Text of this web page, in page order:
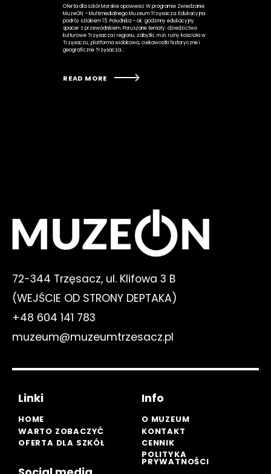
Oferta dla szkół Morskie opowieści W programie Zwiedzanie
MuzeON – Multimedialnego Muzeum Trzęsacza. Edukacyjna
podróż szlakiem 15. Południka – ok. godzinny edukacyjny
spacer z przewodnikiem. Poruszane tematy: dziedzictwo
kulturowe Trzęsacza i regionu, zabytki, m.in. ruiny kościoła w
Trzęsaczu, platforma widokowa, ciekawostki historyczne i
geograficzne Trzęsacza…
READ MORE
72-344 Trzęsacz, ul. Klifowa 3 B
(WEJŚCIE OD STRONY DEPTAKA)
+48 604 141 783
muzeum@muzeumtrzesacz.pl
Linki
HOME
WARTO ZOBACZYĆ
OFERTA DLA SZKÓŁ
Info
O MUZEUM
KONTAKT
CENNIK
POLITYKA
PRYWATNOŚCI